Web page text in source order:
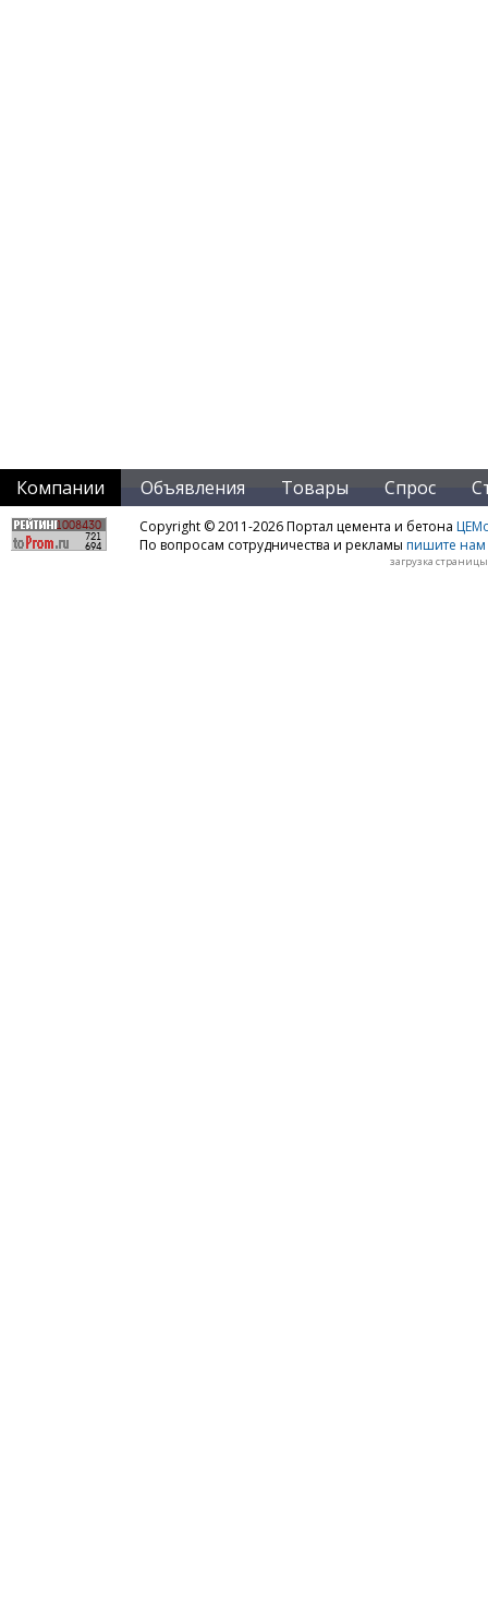
Компании Объявления Товары Спрос
Copyright © 2011-2026 Портал цемента и бетона
По вопросам сотрудничества и рекламы пишите нам
загрузка